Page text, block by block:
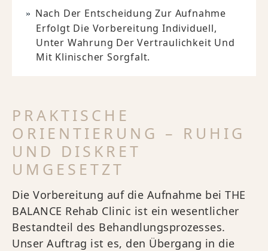
Nach Der Entscheidung Zur Aufnahme
Erfolgt Die Vorbereitung Individuell,
Unter Wahrung Der Vertraulichkeit Und
Mit Klinischer Sorgfalt.
PRAKTISCHE
ORIENTIERUNG – RUHIG
UND DISKRET
UMGESETZT
Die Vorbereitung auf die Aufnahme bei THE
BALANCE Rehab Clinic ist ein wesentlicher
Bestandteil des Behandlungsprozesses.
Unser Auftrag ist es, den Übergang in die